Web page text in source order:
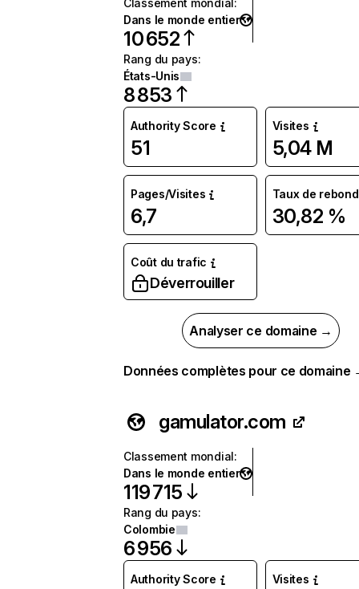
Classement mondial :
Dans le monde entier
10 652
Rang du pays:
États-Unis
8 853
Authority Score
51
Visites
5,04 M
Pages/Visites
6,7
Taux de rebond
30,82 %
Coût du trafic
Déverrouiller
Analyser ce domaine →
Données complètes pour ce domaine
gamulator.com
Classement mondial:
Dans le monde entier
119 715
Rang du pays:
Colombie
6 956
Authority Score Visites